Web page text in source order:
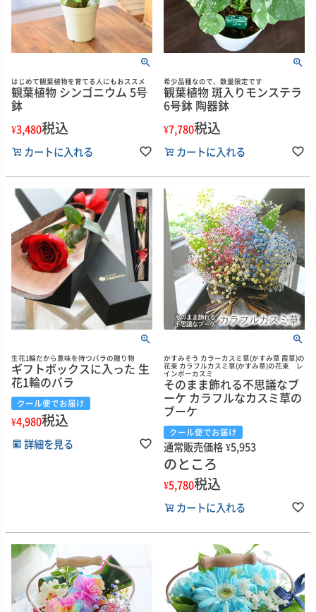
はじめて観葉植物を育てる人にもおススメ
観葉植物 シンゴニウム 5号
鉢
¥3,480税込
カートに入れる
希少品種なので、数量限定です
観葉植物 斑入りモンステラ
6号鉢 陶器鉢
¥7,780税込
カートに入れる
生花1輪だから意味を持つバラの贈り物
ギフトボックスに入った 生
花1輪のバラ
クール便でお届け
¥4,980税込
詳細を見る
かすみそう カラーカスミ草(かすみ草 霞草)の
花束 カラフルカスミ草(かすみ草)の花束 レ
インボーカスミ
そのまま飾れる不思議なブ
ーケ カラフルなカスミ草の
ブーケ
クール便でお届け
通常販売価格¥5,953
のところ
¥5,780税込
カートに入れる